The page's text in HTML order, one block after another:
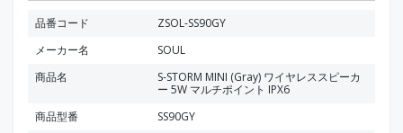
品番コード
ZSOL-SS90GY
メーカー名
SOUL
商品名
S-STORM MINI (Gray) ワイヤレススピーカ
ー 5W マルチポイント IPX6
商品型番
SS90GY